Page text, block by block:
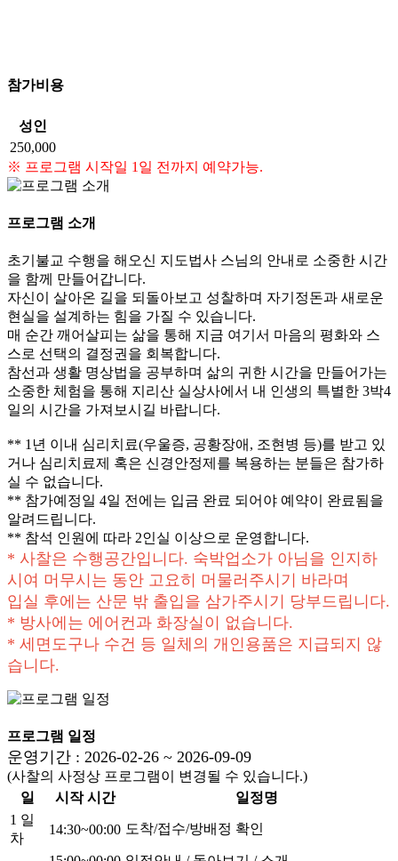
참가비용
성인
250,000
※ 프로그램 시작일 1일 전까지 예약가능.
프로그램 소개
초기불교 수행을 해오신 지도법사 스님의 안내로 소중한 시간
을 함께 만들어갑니다.
자신이 살아온 길을 되돌아보고 성찰하며 자기정돈과 새로운
현실을 설계하는 힘을 가질 수 있습니다.
매 순간 깨어살피는 삶을 통해 지금 여기서 마음의 평화와 스
스로 선택의 결정권을 회복합니다.
참선과 생활 명상법을 공부하며 삶의 귀한 시간을 만들어가는
소중한 체험을 통해 지리산 실상사에서 내 인생의 특별한 3박4
일의 시간을 가져보시길 바랍니다.
** 1년 이내 심리치료(우울증, 공황장애, 조현병 등)를 받고 있
거나 심리치료제 혹은 신경안정제를 복용하는 분들은 참가하
실 수 없습니다.
** 참가예정일 4일 전에는 입금 완료 되어야 예약이 완료됨을
알려드립니다.
** 참석 인원에 따라 2인실 이상으로 운영합니다.
* 사찰은 수행공간입니다. 숙박업소가 아님을 인지하
시여 머무시는 동안 고요히 머물러주시기 바라며
입실 후에는 산문 밖 출입을 삼가주시기 당부드립니다.
* 방사에는 에어컨과 화장실이 없습니다.
* 세면도구나 수건 등 일체의 개인용품은 지급되지 않
습니다.
프로그램 일정
운영기간 : 2026-02-26 ~ 2026-09-09
(사찰의 사정상 프로그램이 변경될 수 있습니다.)
일
시작 시간
일정명
1 일
차
14:30~00:00 도착/접수/방배정 확인